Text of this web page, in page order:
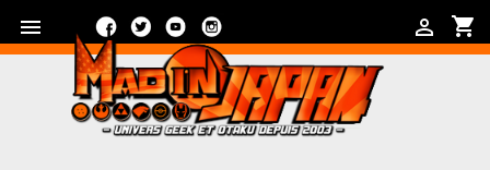
 shopping_cart

FacebookTwitterYouTube